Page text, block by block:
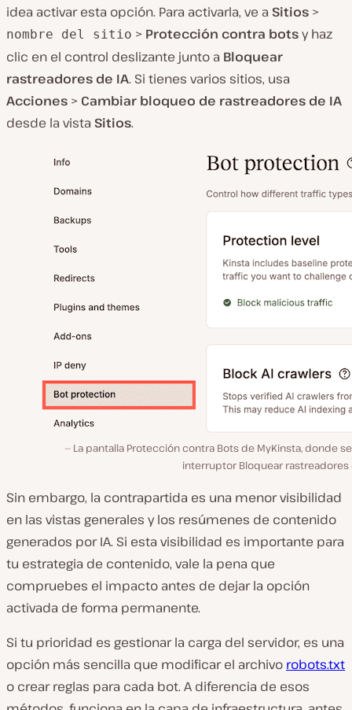
idea activar esta opción. Para activarla, ve a Sitios >
nombre del sitio > Protección contra botsy haz
clic en el control deslizante junto a Bloquear
rastreadores de IA. Si tienes varios sitios, usa
Acciones > Cambiar bloqueo de rastreadores de IA
desde la vista Sitios.
La pantalla Protección contra Bots de MyKinsta, donde
interruptor Bloquear rastreadores
Sin embargo, la contrapartida es una menor visibilidad
en las vistas generales y los resúmenes de contenido
generados por IA. Si esta visibilidad es importante para
tu estrategia de contenido, vale la pena que
compruebes el impacto antes de dejar la opción
activada de forma permanente.
Si tu prioridad es gestionar la carga del servidor, es una
opción más sencilla que modificar el archivo robots.txt
o crear reglas para cada bot. A diferencia de esos